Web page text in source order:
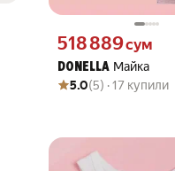
DONELLA Майка
Цена 518889 сум вместо
518 889сум
Рейтинг товара: 5.0 из 5
Оценок: (5) · 17 купили
5.0(5) · 17 купили